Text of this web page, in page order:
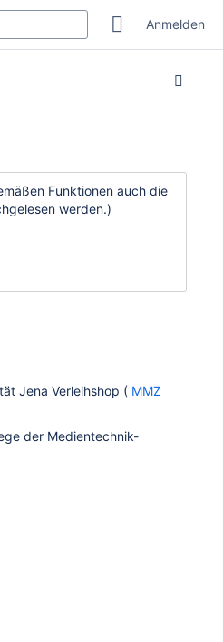
Anmelden
Funktionen auch die
werden.)
Jena Verleihshop ( MMZ
der Medientechnik-